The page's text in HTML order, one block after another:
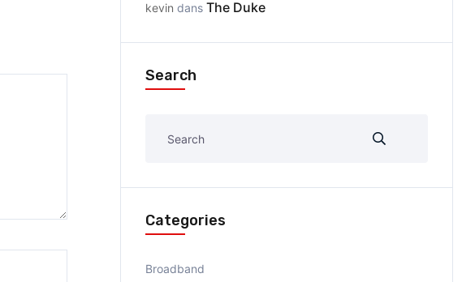
kevin dans The Duke
Search
Categories
Broadband